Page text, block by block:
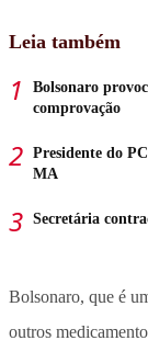
Leia também
Bolsonaro
comprovação
Presidente do
MA
Secretária
Bolsonaro, que é
outros